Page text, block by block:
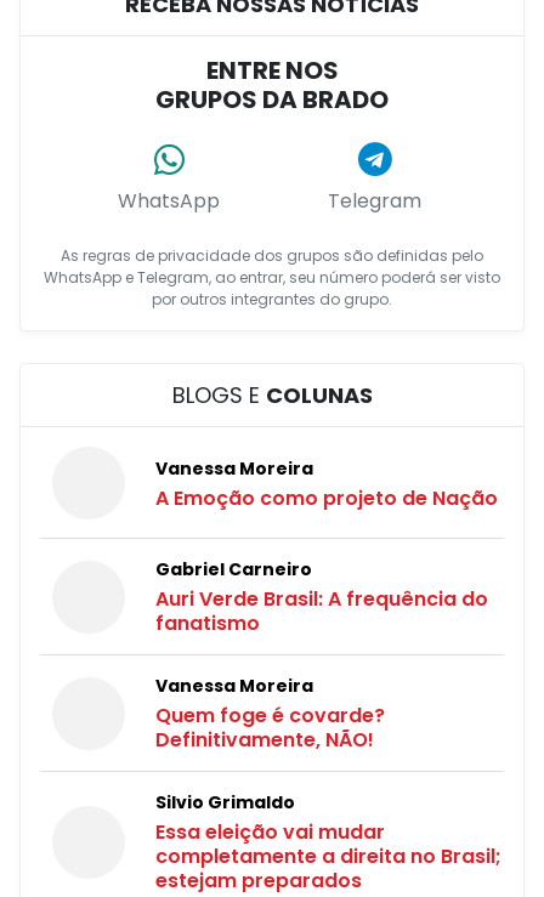
ENTRE NOS
GRUPOS DA BRADO
WhatsApp Telegram
As regras de privacidade dos grupos são definidas pelo
WhatsApp e Telegram, ao entrar, seu número poderá ser visto
por outros integrantes do grupo.
BLOGS E COLUNAS
Vanessa Moreira
A Emoção como projeto de Nação
Gabriel Carneiro
Auri Verde Brasil: A frequência do
fanatismo
Vanessa Moreira
Quem foge é covarde?
Definitivamente, NÃO!
Silvio Grimaldo
Essa eleição vai mudar
completamente a direita no Brasil;
estejam preparados